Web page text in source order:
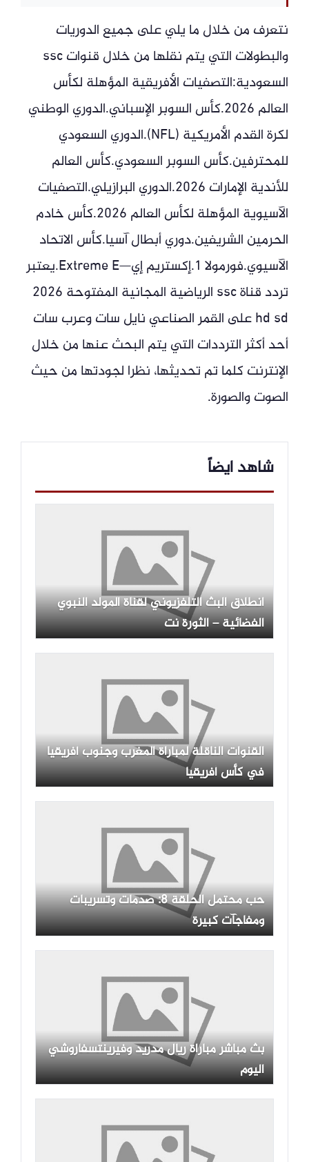
نتعرف من خلال ما يلي على جميع الدوريات
والبطولات التي يتم نقلها من خلال قنوات ssc
السعودية:التصفيات الأفريقية المؤهلة لكأس
العالم 2026.كأس السوبر الإسباني.الدوري الوطني
لكرة القدم الأمريكية (NFL).الدوري السعودي
للمحترفين.كأس السوبر السعودي.كأس العالم
للأندية الإمارات 2026.الدوري البرازيلي.التصفيات
الآسيوية المؤهلة لكأس العالم 2026.كأس خادم
الحرمين الشريفين.دوري أبطال آسيا.كأس الاتحاد
الآسيوي.فورمولا 1.إكستريم إي—Extreme E.يعتبر
تردد قناة ssc الرياضية المجانية المفتوحة 2026
hd sd على القمر الصناعي نايل سات وعرب سات
أحد أكثر الترددات التي يتم البحث عنها من خلال
الإنترنت كلما تم تحديثها، نظرا لجودتها من حيث
الصوت والصورة.
شاهد ايضاً
انطلاق البث التلفزيوني لقناة المولد النبوي
الفضائية – الثورة نت
القنوات الناقلة لمباراة المغرب وجنوب أفريقيا
في كأس أفريقيا
حب محتمل الحلقة 8: صدمات وتسريبات
ومفاجآت كبيرة
بث مباشر مباراة ريال مدريد وفيرينتسفاروشي
اليوم